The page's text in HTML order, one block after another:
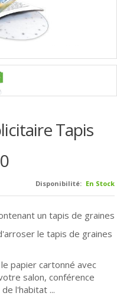
Tapis
Disponibilité: En Stock
un tapis de graines
le tapis de graines
papier cartonné avec
salon, conférence
l'habitat ...